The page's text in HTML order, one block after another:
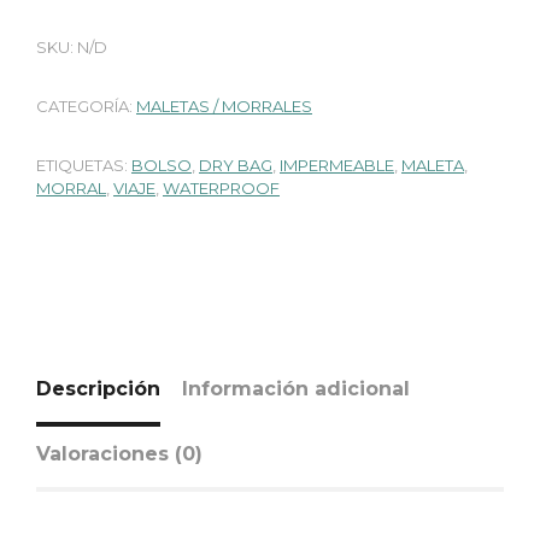
SKU: N/D
CATEGORÍA: MALETAS / MORRALES
ETIQUETAS: BOLSO, DRY BAG, IMPERMEABLE, MALETA,
MORRAL, VIAJE, WATERPROOF
Descripción Información adicional
Valoraciones (0)